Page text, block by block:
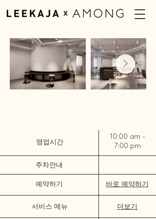
​영업시간
10:00 am -
7:00 pm
주차안내
예약하기 바로 예약하기
​서비스 메뉴 더보기